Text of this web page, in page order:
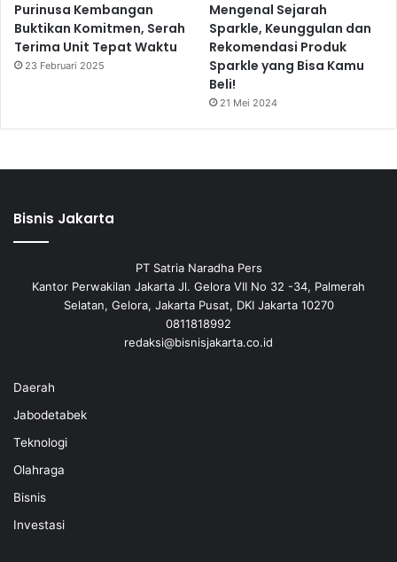
Purinusa Kembangan
Buktikan Komitmen, Serah
Terima Unit Tepat Waktu
23 Februari 2025
Mengenal Sejarah
Sparkle, Keunggulan dan
Rekomendasi Produk
Sparkle yang Bisa Kamu
Beli!
21 Mei 2024
Bisnis Jakarta
PT Satria Naradha Pers
Kantor Perwakilan Jakarta Jl. Gelora VII No 32 -34, Palmerah
Selatan, Gelora, Jakarta Pusat, DKI Jakarta 10270
0811818992
redaksi@bisnisjakarta.co.id
Daerah
Jabodetabek
Teknologi
Olahraga
Bisnis
Investasi